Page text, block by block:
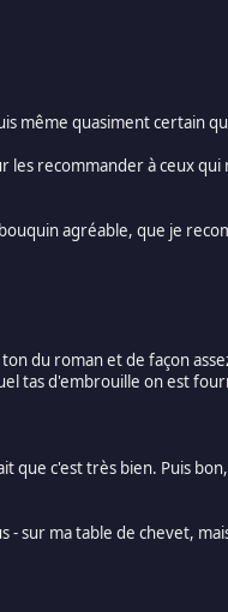
même quasiment certain
recommander à ceux qui
agréable, que je
du roman et de façon
tas d'embrouille on est
que c'est très bien. Puis
sur ma table de chevet,